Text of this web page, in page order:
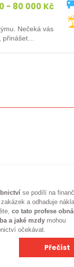
- 80 000 Kč
vás
přinášet…
se podílí na
a odhaduje
co tato profese
a jaké mzdy mohou
očekávat.
Přečíst